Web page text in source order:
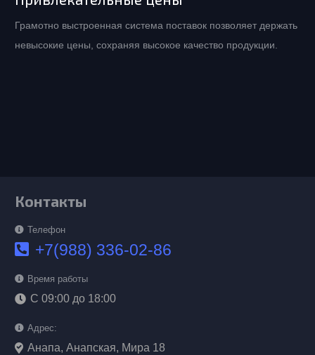
Грамотно выстроенная система поставок позволяет держать
невысокие цены, сохраняя высокое качество продукции.
Контакты
Телефон
+7(988) 336-02-86
Время работы
С 09:00 до 18:00
Адрес:
Анапа, Анапская, Мира 18